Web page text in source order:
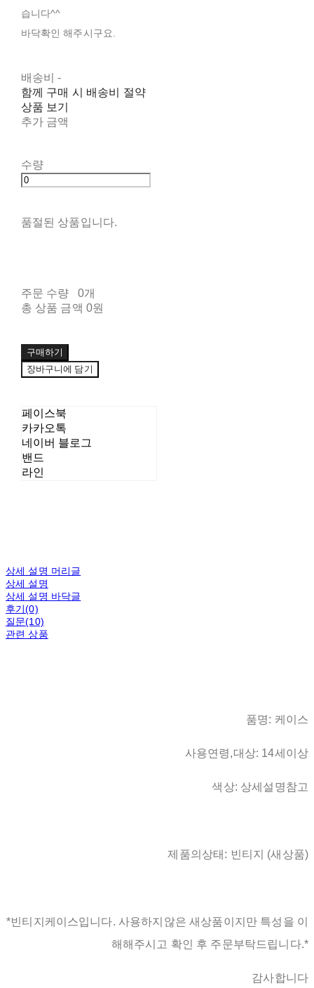
습니다^^
바닥확인 해주시구요.
배송비-
함께 구매 시 배송비 절약
상품 보기
추가 금액
수량
품절된 상품입니다.
주문 수량
0개
총 상품 금액 0원
구매하기
장바구니에 담기
페이스북
카카오톡
네이버 블로그
밴드
라인
상세 설명 머리글
상세 설명
상세 설명 바닥글
후기(0)
질문(10)
관련 상품
품명: 케이스
사용연령,대상: 14세이상
색상: 상세설명참고
제품의상태: 빈티지 (새상품)
*빈티지케이스입니다. 사용하지않은 새상품이지만 특성을 이
해해주시고 확인 후 주문부탁드립니다.*
감사합니다